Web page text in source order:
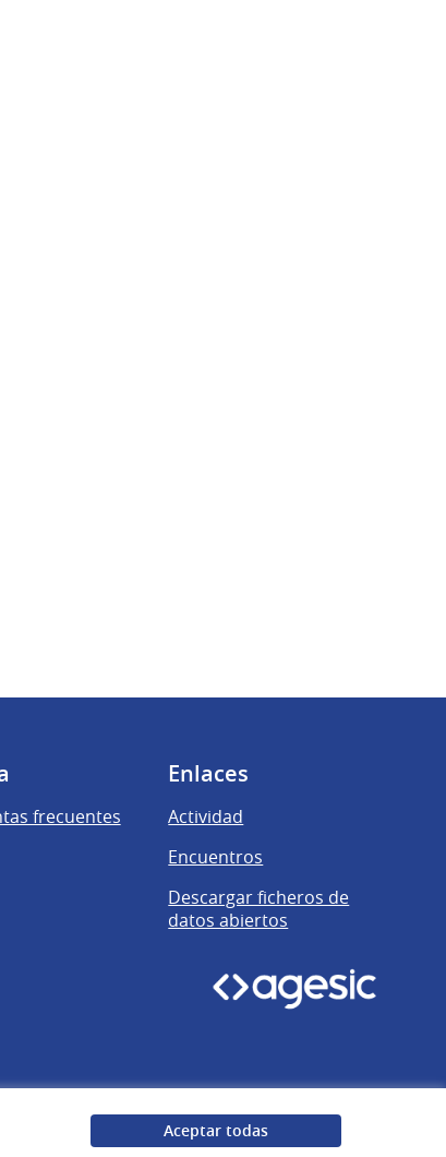
Aceptar todas
frecuentes
Enlaces
Actividad
Encuentros
Descargar ficheros de
datos abiertos